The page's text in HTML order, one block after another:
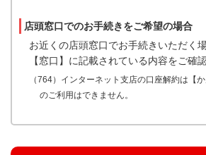
店頭窓口でのお手続きをご希望の場合
お近くの店頭窓口でお手続きいただく場
【窓口】に記載されている内容をご確
（764）インターネット支店の口座解約は【
のご利用はできません。